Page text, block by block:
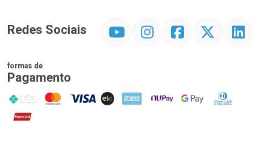
Redes Sociais InstagramFacebookTwitter Linkedin
formas de
Pagamento
PIX MasterCard
VISA ELO AMEX NuPay Google PayDiners Club
Hipercard